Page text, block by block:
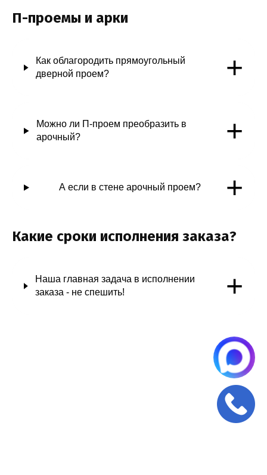
П-проемы и арки
Как облагородить прямоугольный
дверной проем?
+
Можно ли П-проем преобразить в
арочный?
+
А если в стене арочный проем? +
Какие сроки исполнения заказа?
Наша главная задача в исполнении
заказа - не спешить!
+